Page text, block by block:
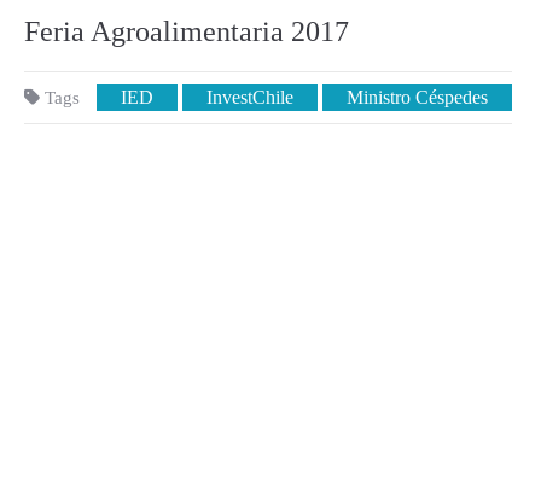
Feria Agroalimentaria 2017
Tags IED InvestChile Ministro Céspedes